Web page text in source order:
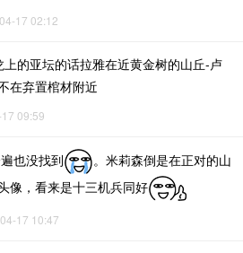
17 02:12
上的亚坛的话拉雅在近黄金树的山丘-卢
在弃置棺材附近
09:59
也没找到
。米莉森倒是在正对的山
像，看来是十三机兵同好
17 10:47